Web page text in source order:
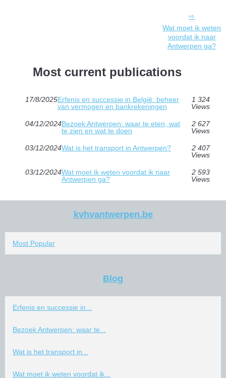
Wat moet ik weten
voordat ik naar
Antwerpen ga?
Most current publications
17/8/2025Erfenis en successie in België: beheer
van vermogen en bankrekeningen
1 324
Views
04/12/2024Bezoek Antwerpen: waar te eten, wat
te zien en wat te doen
2 627
Views
03/12/2024Wat is het transport in Antwerpen?
2 407
Views
03/12/2024Wat moet ik weten voordat ik naar
Antwerpen ga?
2 593
Views
kvhvantwerpen.be
Most Popular
Blog
Erfenis en successie in...
Bezoek Antwerpen: waar te...
Wat is het transport in...
Wat moet ik weten voordat ik...